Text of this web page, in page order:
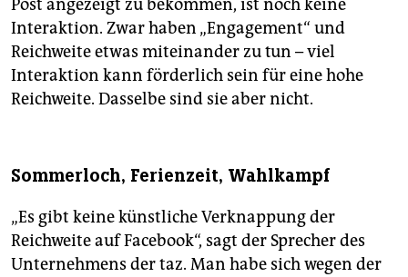
Post angezeigt zu bekommen, ist noch keine
Interaktion. Zwar haben „Engagement“ und
Reichweite etwas miteinander zu tun – viel
Interaktion kann förderlich sein für eine hohe
Reichweite. Dasselbe sind sie aber nicht.
Sommerloch, Ferienzeit, Wahlkampf
„Es gibt keine künstliche Verknappung der
Reichweite auf Face­book“, sagt der Sprecher des
Unternehmens der taz. Man habe sich wegen der